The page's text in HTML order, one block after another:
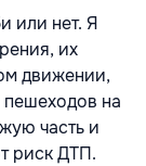
или нет. Я
их
движении,
пешеходов на
часть и
риск ДТП.